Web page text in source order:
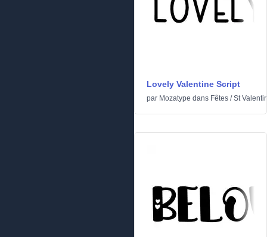
Lovely Valentine Script
par Mozatype dans Fêtes /St